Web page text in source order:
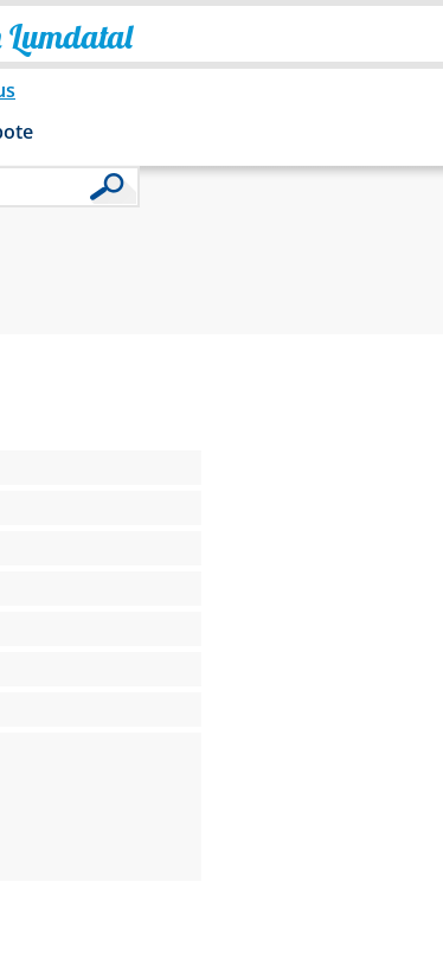
Lumdatal